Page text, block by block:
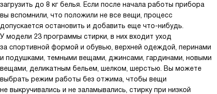
загрузить до 8 кг белья. Если после начала работы прибора
вы вспомнили, что положили не все вещи, процесс
допускается остановить и добавить еще что-нибудь.
У модели 23 программы стирки, в них входит уход
за спортивной формой и обувью, верхней одеждой, перинами
и подушками, темными вещами, джинсами, гардинами, новыми
вещами, деликатным бельем, шелком, шерстью. Вы можете
выбрать режим работы без отжима, чтобы вещи
не выкручивались и не заламывались, стирку при низкой